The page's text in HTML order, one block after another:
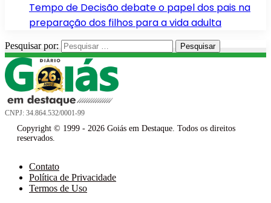
Tempo de Decisão debate o papel dos pais na
preparação dos filhos para a vida adulta
Pesquisar por:
CNPJ: 34.864.532/0001-99
Copyright © 1999 - 2026 Goiás em Destaque. Todos os direitos
reservados.
Contato
Política de Privacidade
Termos de Uso